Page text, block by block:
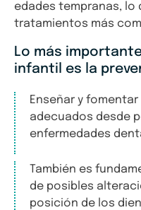
edades tempranas, lo
tratamientos más
Lo más
infantil es la
Enseñar y fomentar
adecuados desde
enfermedades
También es
de posibles
posición de los